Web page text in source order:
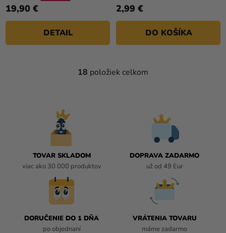
19,90 €
DETAIL
2,99 €
DO KOŠÍKA
O
18 položiek celkom
TOVAR SKLADOM
viac ako 30 000 produktov
DOPRAVA ZADARMO
už od 49 Eur
DORUČENIE DO 1 DŇA
po objednaní
VRÁTENIA TOVARU
máme zadarmo